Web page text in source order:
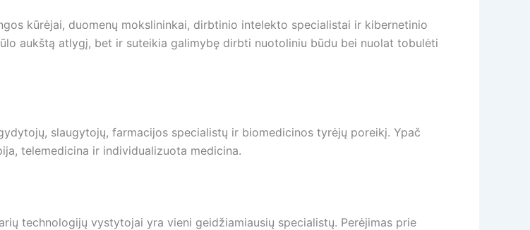
kūrėjai, duomenų mokslininkai, dirbtinio intelekto specialistai ir kibernetinio
aukštą atlygį, bet ir suteikia galimybę dirbti nuotoliniu būdu bei nuolat tobulėti
slaugytojų, farmacijos specialistų ir biomedicinos tyrėjų poreikį. Ypač
telemedicina ir individualizuota medicina.
technologijų vystytojai yra vieni geidžiamiausių specialistų. Perėjimas prie